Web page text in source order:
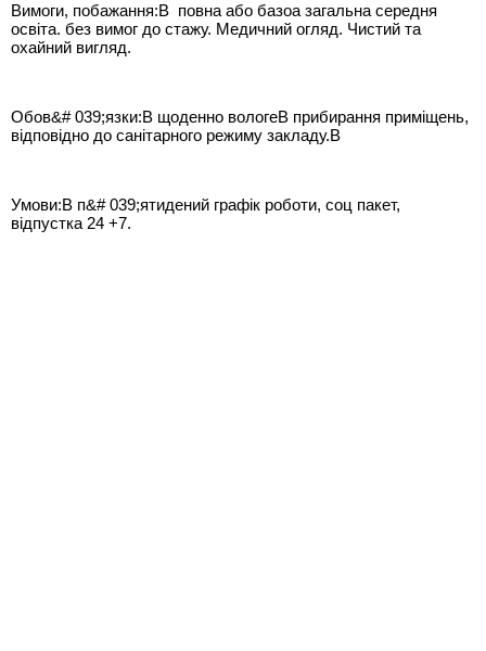
Вимоги, побажання:В повна або базоа загальна середня
освіта. без вимог до стажу. Медичний огляд. Чистий та
охайний вигляд.
Обов&# 039;язки:В щоденно вологеВ прибирання приміщень,
відповідно до санітарного режиму закладу.В
Умови:В п&# 039;ятидений графік роботи, соц пакет,
відпустка 24 +7.